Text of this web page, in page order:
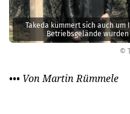
©
Takeda kümmert sich auch
Betriebsgelände
••• Von Martin Rümmele